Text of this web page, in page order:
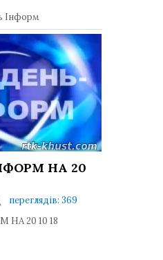
Інформ
НА 20
переглядів: 369
20 10 18